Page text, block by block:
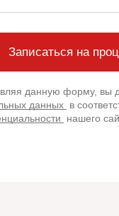
данную форму, вы
данных в
нашего